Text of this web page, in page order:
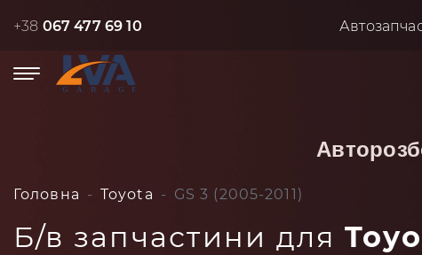
+38 067 477 69 10
Головна Toyota GS 3 (2005-2011)
Б/в запчастини для